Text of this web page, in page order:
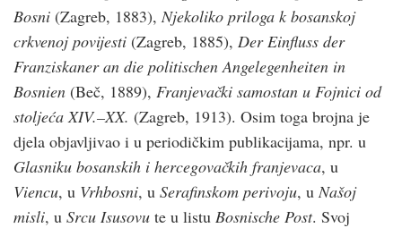
Bosni (Zagreb, 1883), Njekoliko priloga k bosanskoj
crkvenoj povijesti (Zagreb, 1885), Der Einfluss der
Franziskaner an die politischen Angelegenheiten in
Bosnien (Beč, 1889), Franjevački samostan u Fojnici od
stoljeća XIV.–XX. (Zagreb, 1913). Osim toga brojna je
djela objavljivao i u periodičkim publikacijama, npr. u
Glasniku bosanskih i hercegovačkih franjevaca, u
Viencu, u Vrhbosni, u Serafinskom perivoju, u Našoj
misli, u Srcu Isusovu te u listu Bosnische Post. Svoj